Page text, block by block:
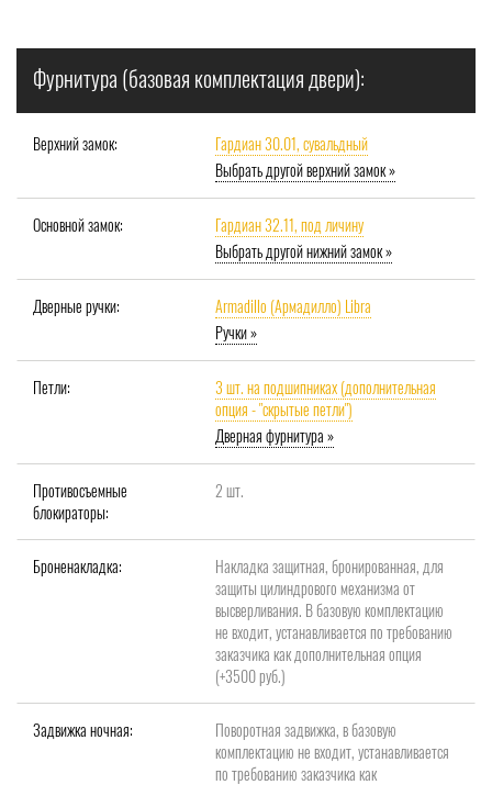
Фурнитура (базовая комплектация двери):
Верхний замок:
Гардиан 30.01, сувальдный
Выбрать другой верхний замок »
Основной замок:
Гардиан 32.11, под личину
Выбрать другой нижний замок »
Дверные ручки:
Armadillo (Армадилло) Libra
Ручки »
Петли:
3 шт. на подшипниках (дополнительная
опция - "скрытые петли")
Дверная фурнитура »
Противосъемные
блокираторы:
2 шт.
Броненакладка:
Накладка защитная, бронированная, для
защиты цилиндрового механизма от
высверливания. В базовую комплектацию
не входит, устанавливается по требованию
заказчика как дополнительная опция
(+3500 руб.)
Задвижка ночная:
Поворотная задвижка, в базовую
комплектацию не входит, устанавливается
по требованию заказчика как